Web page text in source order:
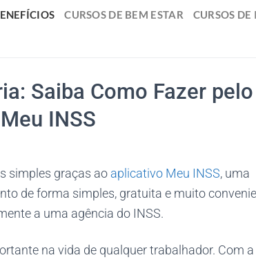
CURSOS DE BEM ESTAR CURSOS
Saiba Como Fazer pelo
INSS
simples graças ao aplicativo Meu INSS, uma
de forma simples, gratuita e muito
a uma agência do INSS.
na vida de qualquer trabalhador. Com a